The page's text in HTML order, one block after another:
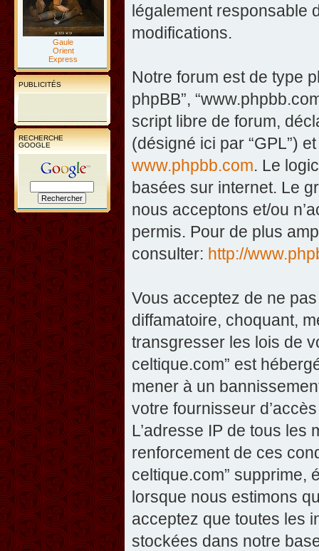
Gaule
Orient
Express
PUBLICITÉS
RECHERCHE
GOOGLE
légalement responsable
modifications.
Notre forum est de type
phpBB”,
script libre de forum,
(désigné ici par “GPL”)
www.phpbb.com. Le
basées sur internet. Le
nous acceptons et/ou
permis. Pour de plus
consulter: http://
Vous acceptez de ne
diffamatoire, choquant,
transgresser les lois de
celtique.com” est
mener à un
votre fournisseur
L’adresse IP de tous
renforcement de ces
celtique.com” supprime,
lorsque nous estimons
acceptez que toutes les
stockées dans notre